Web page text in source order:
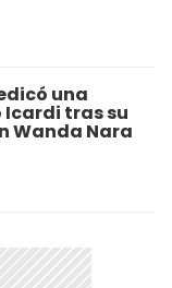
una
tras su
Wanda Nara